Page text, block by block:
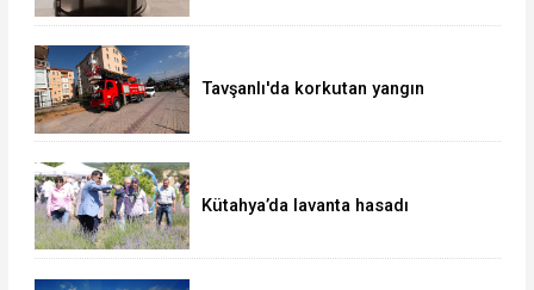
Tavşanlı'da korkutan yangın
Kütahya’da lavanta hasadı